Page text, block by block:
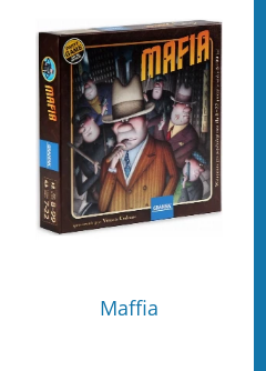
Maffia